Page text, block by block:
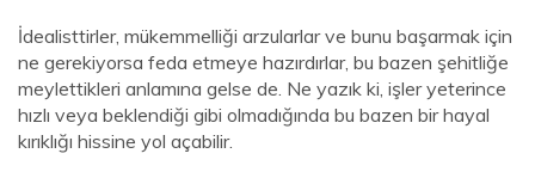
İdealisttirler, mükemmelliği arzularlar ve bunu başarmak için
ne gerekiyorsa feda etmeye hazırdırlar, bu bazen şehitliğe
meylettikleri anlamına gelse de. Ne yazık ki, işler yeterince
hızlı veya beklendiği gibi olmadığında bu bazen bir hayal
kırıklığı hissine yol açabilir.